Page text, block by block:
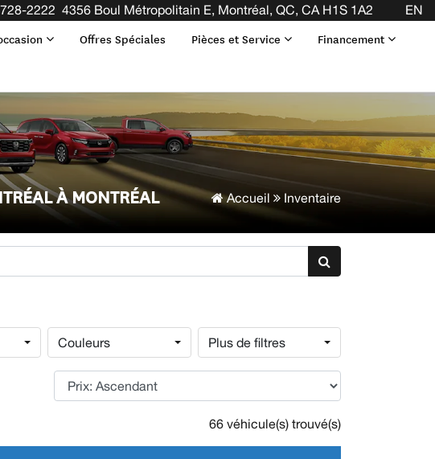
2222 4356 Boul Métropolitain E, Montréal, QC, CA H1S 1A2 EN
Offres Spéciales Pièces et Service Financement
Accueil Inventaire
À MONTRÉAL
Couleurs Plus de filtres
66 véhicule(s) trouvé(s)